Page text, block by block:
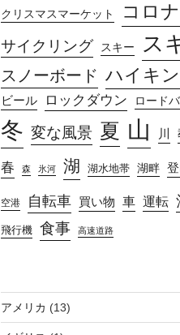
クリスマスマーケット コロ
サイクリング スキー ス
スノーボード ハイキ
ビール ロックダウン ロード
冬 変な風景 夏 山 川
春 森 氷河 湖 湖水地帯 湖畔
空港 自転車 買い物 車 運転
飛行機 食事 高速道路
アメリカ (13)